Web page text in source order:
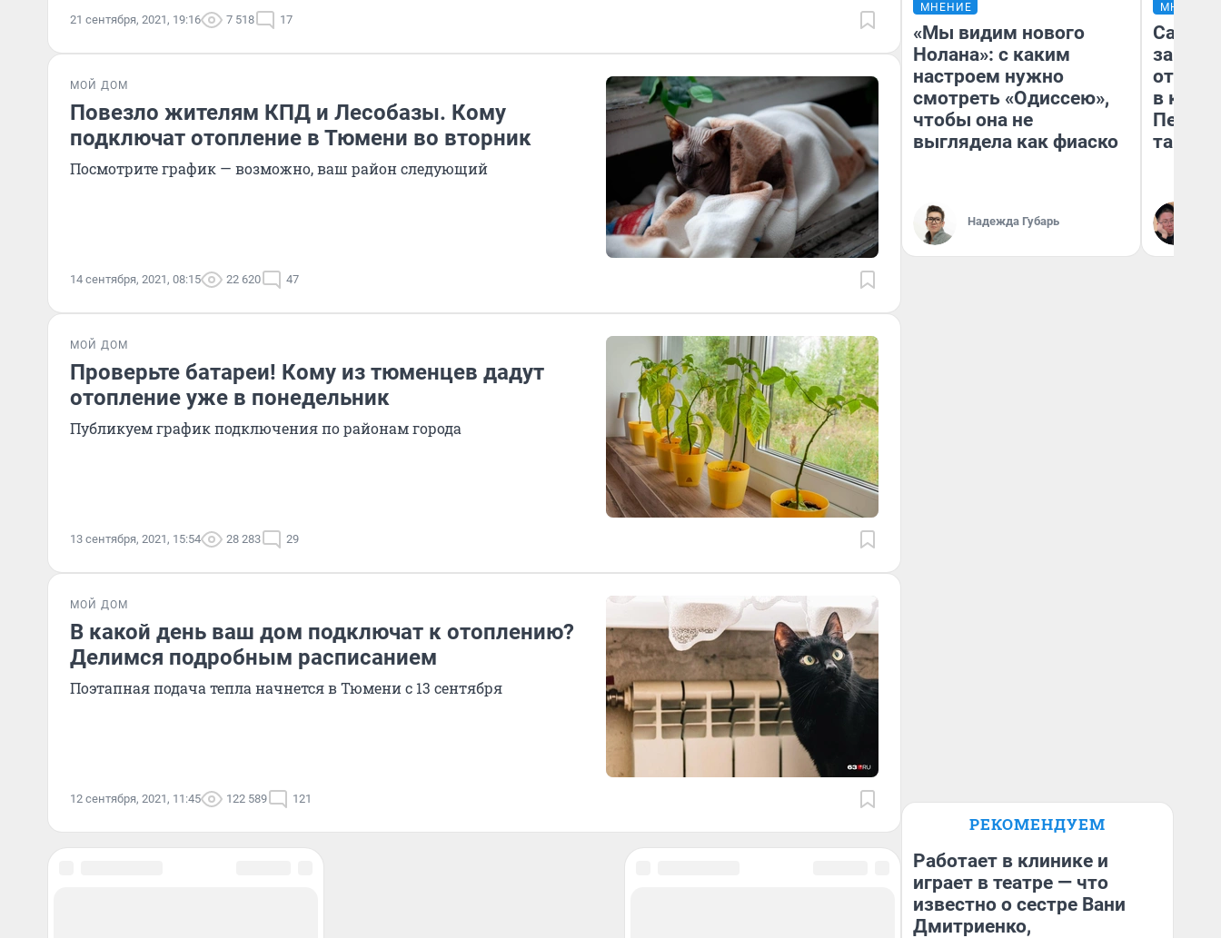
21 сентября, 2021, 19:16 7 518 17
МОЙ ДОМ
Повезло жителям КПД и Лесобазы. Кому
подключат отопление в Тюмени во вторник
Посмотрите график — возможно, ваш район следующий
14 сентября, 2021, 08:15 22 620 47
МОЙ ДОМ
Проверьте батареи! Кому из тюменцев дадут
отопление уже в понедельник
Публикуем график подключения по районам города
13 сентября, 2021, 15:54 28 283 29
МОЙ ДОМ
В какой день ваш дом подключат к отоплению?
Делимся подробным расписанием
Поэтапная подача тепла начнется в Тюмени с 13 сентября
12 сентября, 2021, 11:45 122 589 121
МНЕНИЕ
«Мы видим нового
Нолана»: с каким
настроем нужно
смотреть «Одиссею»,
чтобы она не
выглядела как фиаско
Надежда Губарь
МНЕНИЕ
Самая
в
там
РЕКОМЕНДУЕМ
Работает в клинике и
играет в театре — что
известно о сестре Вани
Дмитриенко,